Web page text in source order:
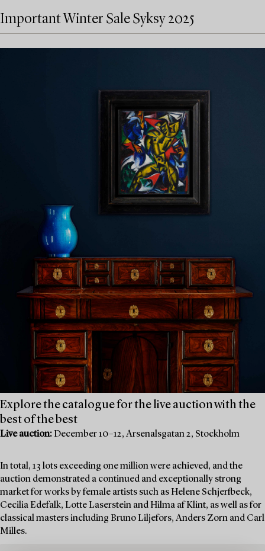
Important Winter Sale Syksy 2025
Explore the catalogue for the live auction with the
best of the best
Live auction: December 10–12, Arsenalsgatan 2, Stockholm
In total, 13 lots exceeding one million were achieved, and the
auction demonstrated a continued and exceptionally strong
market for works by female artists such as Helene Schjerfbeck,
Cecilia Edefalk, Lotte Laserstein and Hilma af Klint, as well as for
classical masters including Bruno Liljefors, Anders Zorn and Carl
Milles.